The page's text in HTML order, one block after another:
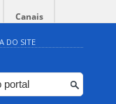
Canais
DO SITE